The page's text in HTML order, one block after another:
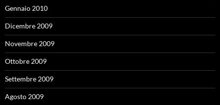
Gennaio 2010
Dicembre 2009
Novembre 2009
Ottobre 2009
Settembre 2009
Agosto 2009